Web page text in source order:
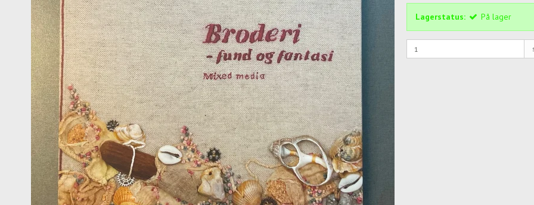
Lagerstatus: På lager